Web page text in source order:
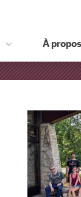
À propos